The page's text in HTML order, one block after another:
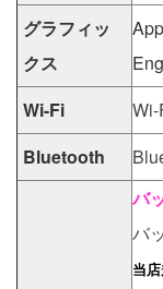
グラフィッ
クス
Wi-Fi
Wi-
Bluetooth
バ
バ
当